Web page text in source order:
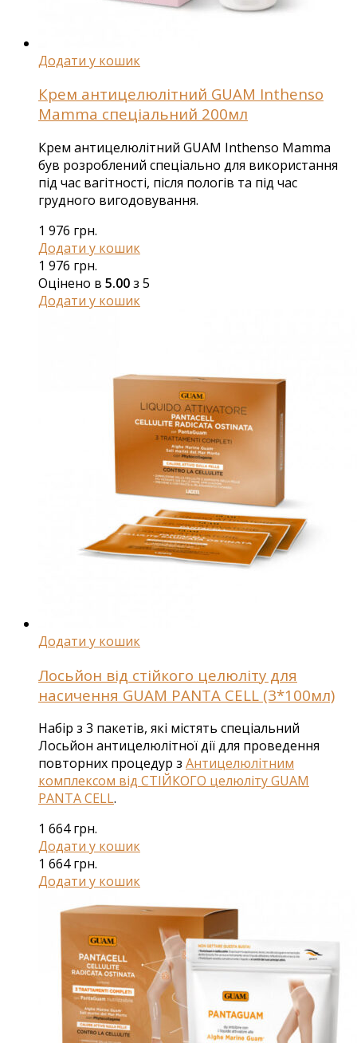
Додати у кошик
Крем антицелюлітний GUAM Inthenso
Mamma спеціальний 200мл
Крем антицелюлітний GUAM Inthenso Mamma
був розроблений спеціально для використання
під час вагітності, після пологів та під час
грудного вигодовування.
1 976 грн.
Додати у кошик
1 976 грн.
Оцінено в 5.00з 5
Додати у кошик
Додати у кошик
Лосьйон від стійкого целюліту для
насичення GUAM PANTA CELL (3*100мл)
Набір з 3 пакетів, які містять спеціальний
Лосьйон антицелюлітної дії для проведення
повторних процедур з Антицелюлітним
комплексом від СТІЙКОГО целюліту GUAM
PANTA CELL.
1 664грн.
Додати у кошик
1 664грн.
Додати у кошик